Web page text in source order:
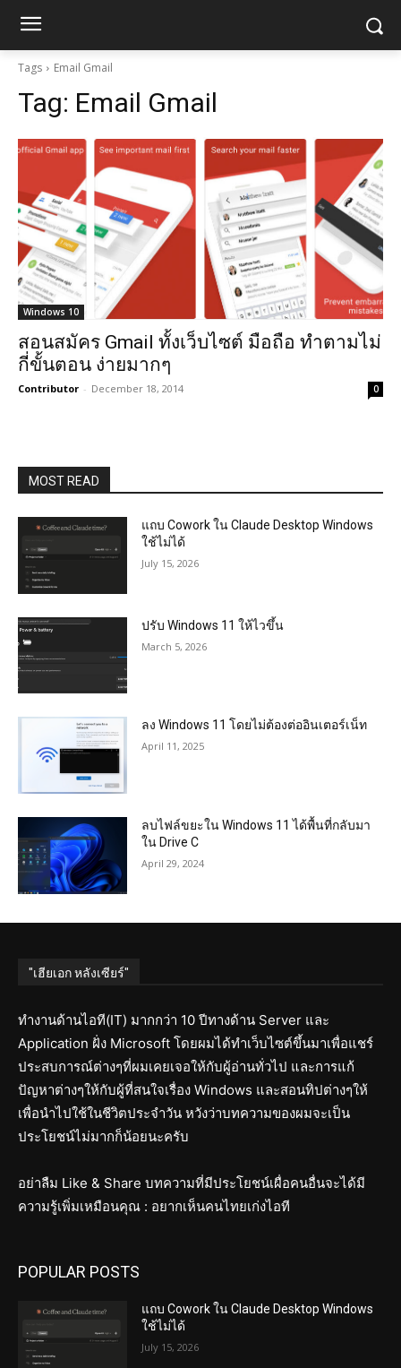
Tags Email Gmail
Tag: Email Gmail
Windows 10
สอนสมัคร Gmail ทั้งเว็บไซต์ มือถือ ทำตามไม่
กี่ขั้นตอน ง่ายมากๆ
Contributor - December 18, 2014 0
MOST READ
แถบ Cowork ใน Claude Desktop Windows
ใช้ไม่ได้
July 15, 2026
ปรับ Windows 11 ให้ไวขึ้น
March 5, 2026
ลง Windows 11 โดยไม่ต้องต่ออินเตอร์เน็ท
April 11, 2025
ลบไฟล์ขยะใน Windows 11 ได้พื้นที่กลับมา
ใน Drive C
April 29, 2024
"เฮียเอก หลังเซียร์"
ทำงานด้านไอที(IT) มากกว่า 10 ปีทางด้าน Server และ
Application ฝั่ง Microsoft โดยผมได้ทำเว็บไซต์ขึ้นมาเพื่อแชร์
ประสบการณ์ต่างๆที่ผมเคยเจอให้กับผู้อ่านทั่วไป และการแก้
ปัญหาต่างๆให้กับผู้ที่สนใจเรื่อง Windows และสอนทิปต่างๆให้
เพื่อนำไปใช้ในชีวิตประจำวัน หวังว่าบทความของผมจะเป็น
ประโยชน์ไม่มากก็น้อยนะครับ
อย่าลืม Like & Share บทความที่มีประโยชน์เผื่อคนอื่นจะได้มี
ความรู้เพิ่มเหมือนคุณ : อยากเห็นคนไทยเก่งไอที
POPULAR POSTS
แถบ Cowork ใน Claude Desktop Windows
ใช้ไม่ได้
July 15, 2026